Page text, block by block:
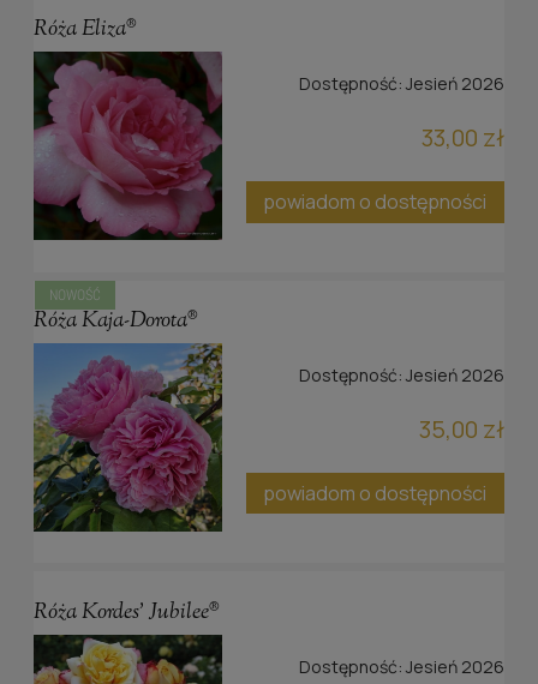
Róża Eliza®
Dostępność: Jesień 2026
33,00 zł
powiadom o dostępności
Róża Kaja-Dorota®
Dostępność: Jesień 2026
35,00 zł
powiadom o dostępności
NOWOŚĆ
Róża Kordes' Jubilee®
Dostępność: Jesień 2026